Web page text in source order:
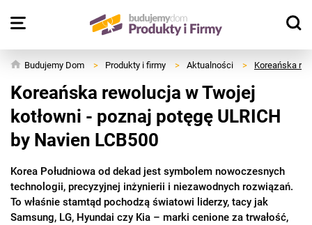
Budujemy Dom > Produkty i firmy > Aktualności > Koreańska
Koreańska rewolucja w Twojej
kotłowni - poznaj potęgę ULRICH
by Navien LCB500
Korea Południowa od dekad jest symbolem nowoczesnych
technologii, precyzyjnej inżynierii i niezawodnych rozwiązań.
To właśnie stamtąd pochodzą światowi liderzy, tacy jak
Samsung, LG, Hyundai czy Kia – marki cenione za trwałość,